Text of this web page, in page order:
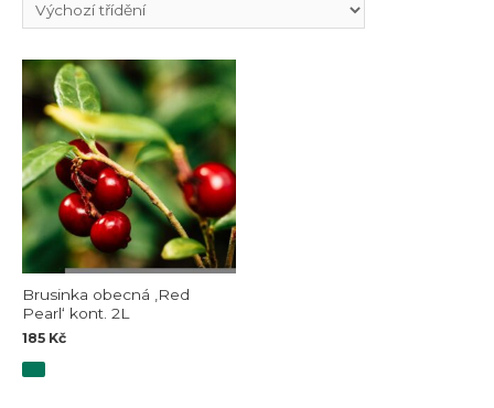
Brusinka obecná ‚Red
Pearl‘ kont. 2L
185 Kč